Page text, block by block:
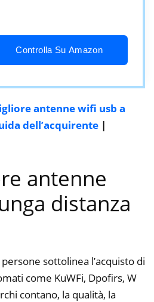
Base USB 3.0 con
PC Desktop
Controlla Su Amazon
antenne wifi usb a
dell’acquirente |
antenne
distanza
sottolinea l’acquisto di
come KuWFi, Dpofirs, W
contano, la qualità, la